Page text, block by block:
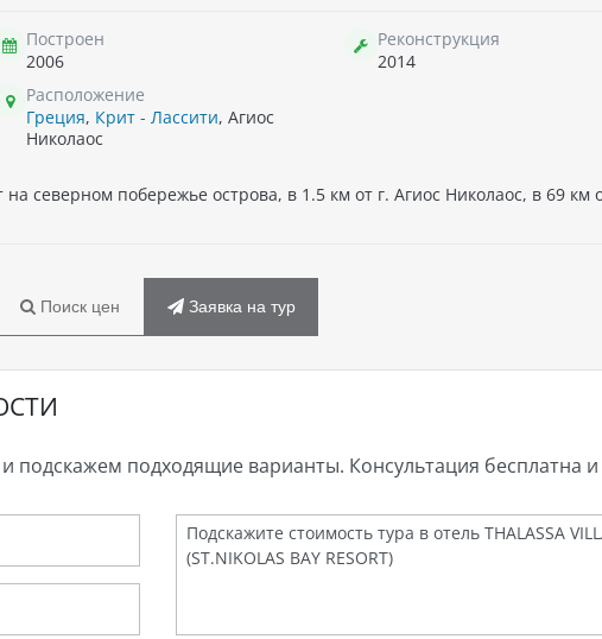
Построен
2006
Реконструкция
2014
Расположение
Греция, Крит - Лассити, Агиос
Николаос
северном побережье острова, в 1.5 км от г. Агиос Николаос, в 69 км
Поиск цен Заявка на тур
подскажем подходящие варианты. Консультация бесплатна и